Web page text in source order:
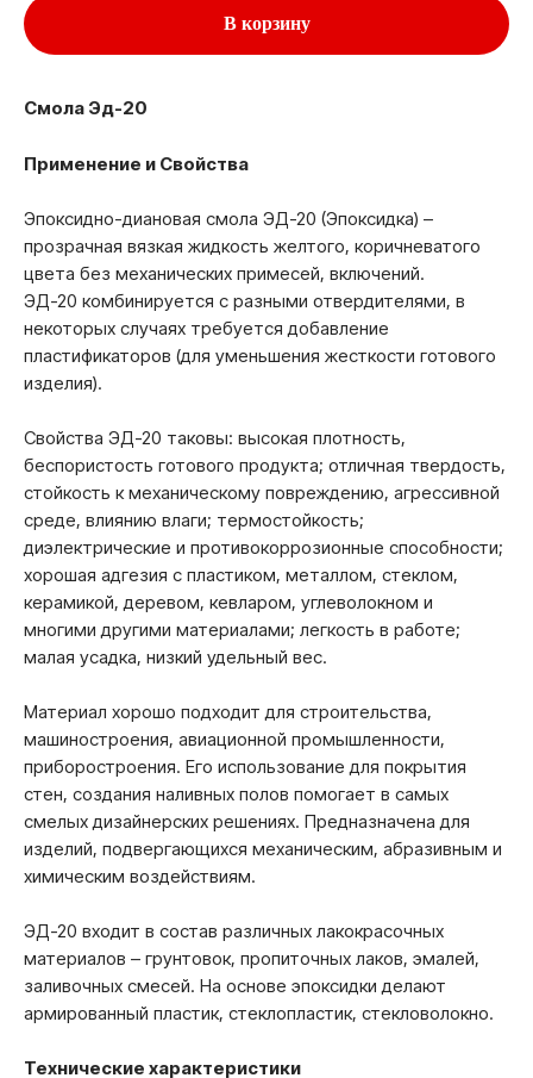
В корзину
Смола Эд-20
Применение и Свойства
Эпоксидно-диановая смола ЭД-20 (Эпоксидка) –
прозрачная вязкая жидкость желтого, коричневатого
цвета без механических примесей, включений.
ЭД-20 комбинируется с разными отвердителями, в
некоторых случаях требуется добавление
пластификаторов (для уменьшения жесткости готового
изделия).
Свойства ЭД-20 таковы: высокая плотность,
беспористость готового продукта; отличная твердость,
стойкость к механическому повреждению, агрессивной
среде, влиянию влаги; термостойкость;
диэлектрические и противокоррозионные способности;
хорошая адгезия с пластиком, металлом, стеклом,
керамикой, деревом, кевларом, углеволокном и
многими другими материалами; легкость в работе;
малая усадка, низкий удельный вес.
Материал хорошо подходит для строительства,
машиностроения, авиационной промышленности,
приборостроения. Его использование для покрытия
стен, создания наливных полов помогает в самых
смелых дизайнерских решениях. Предназначена для
изделий, подвергающихся механическим, абразивным и
химическим воздействиям.
ЭД-20 входит в состав различных лакокрасочных
материалов – грунтовок, пропиточных лаков, эмалей,
заливочных смесей. На основе эпоксидки делают
армированный пластик, стеклопластик, стекловолокно.
Технические характеристики